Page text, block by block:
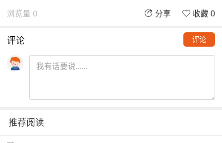
浏览量 0 分享 收藏 0
评论 评论
推荐阅读